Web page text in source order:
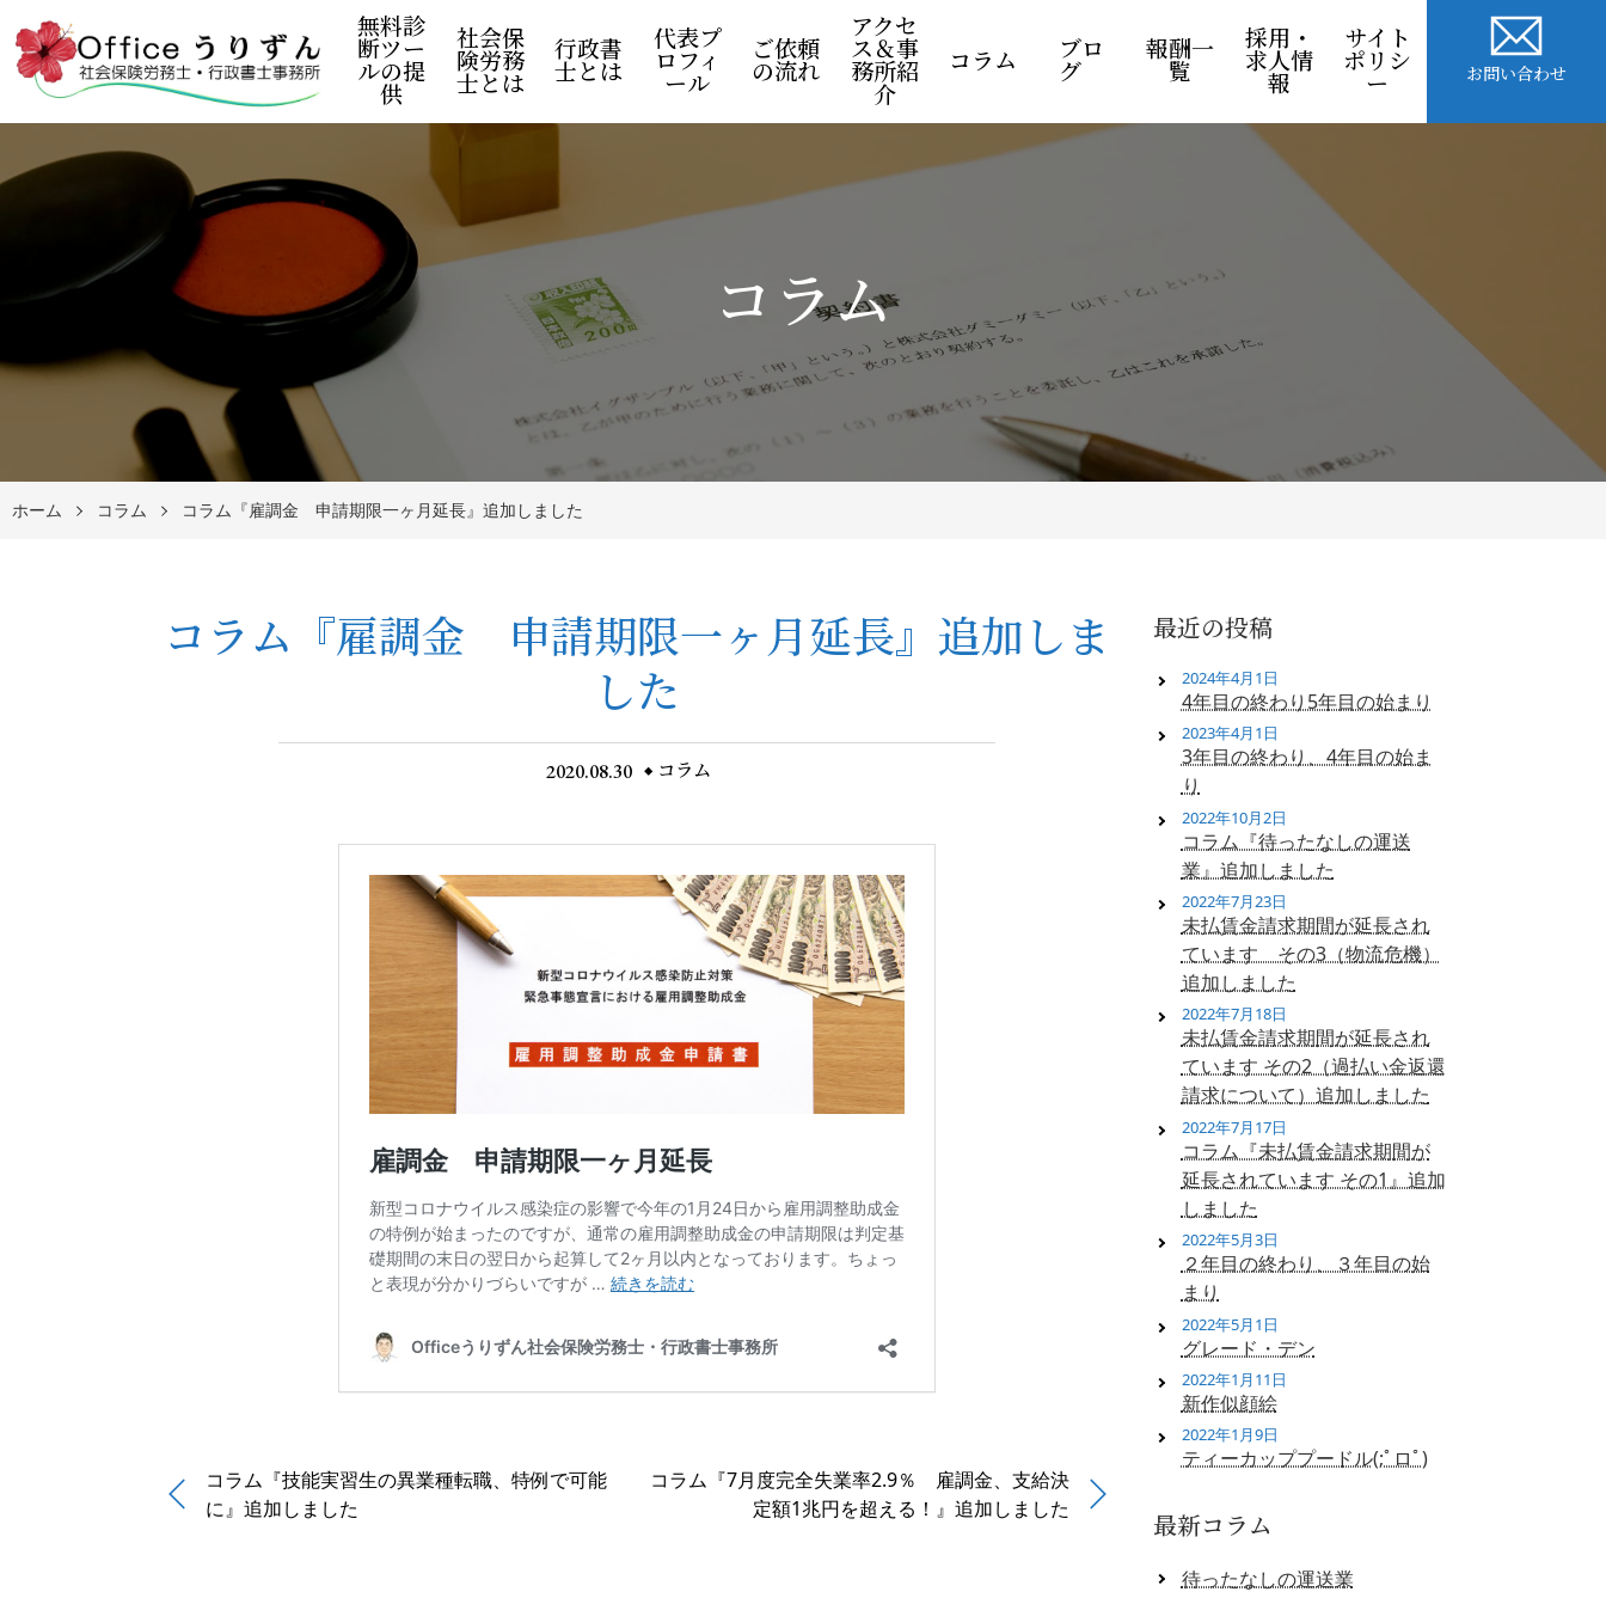
無料診
断ツー
ルの提
供
社会保
険労務
士とは
行政書
士とは
代表プ
ロフィ
ール
ご依頼
の流れ
アクセ
ス＆事
務所紹
介
コラム ブロ
グ
報酬一
覧
採用・
求人情
報
サイト
ポリシ
ー お問い合わせ
コラム
ホーム コラム コラム『雇調金 申請期限一ヶ月延長』追加しました
コラム『雇調金 申請期限一ヶ月延長』追加しま
した
2020.08.30 コラム
コラム『技能実習生の異業種転職、特例で可能
に』追加しました
コラム『7月度完全失業率2.9％ 雇調金、支給決
定額1兆円を超える！』追加しました
最近の投稿
4年目の終わり5年目の始まり
2024年4月1日
3年目の終わり、4年目の始ま
り
2023年4月1日
コラム『待ったなしの運送
業』追加しました
2022年10月2日
未払賃金請求期間が延長され
ています その3（物流危機）
追加しました
2022年7月23日
未払賃金請求期間が延長され
ています その2（過払い金返還
請求について）追加しました
2022年7月18日
コラム『未払賃金請求期間が
延長されています その1』追加
しました
2022年7月17日
２年目の終わり、３年目の始
まり
2022年5月3日
グレード・デン
2022年5月1日
新作似顔絵
2022年1月11日
ティーカッププードル(;ﾟロﾟ)
2022年1月9日
最新コラム
待ったなしの運送業